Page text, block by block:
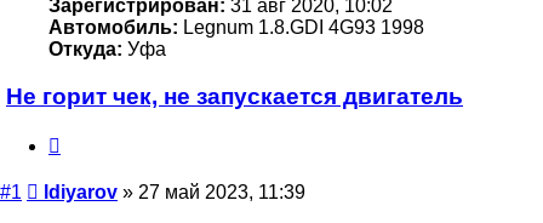
Зарегистрирован: 31 авг 2020, 10:02
Автомобиль: Legnum 1.8.GDI 4G93 1998
Откуда: Уфа
Не горит чек, не запускается двигатель
#1 Сообщение
ldiyarov » 27 май 2023, 11:39